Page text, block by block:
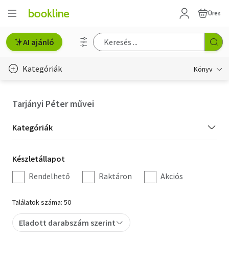
Üres
AI ajánló
Kategóriák Könyv
Hobbi, szabadidő
Irodalom
Művészet
Szakkönyv
Tarjányi Péter művei
Kategória
szűrés
Kategóriák
Készletállapot
szűrés
Készletállapot
Rendelhető
Raktáron Akciós
Találatok száma: 50
Eladott darabszám szerint